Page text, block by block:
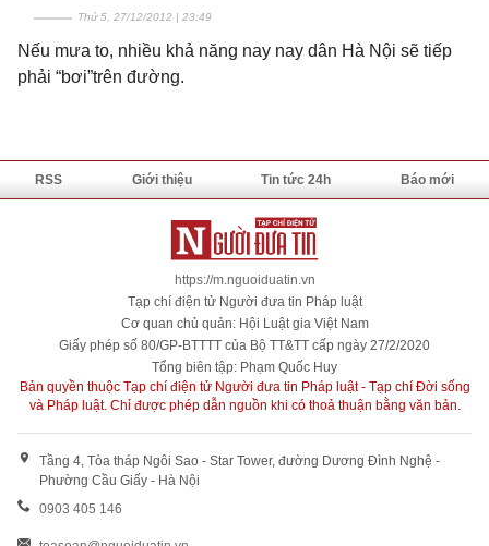
Thứ 5, 27/12/2012 | 23:49
Nếu mưa to, nhiều khả năng nay nay dân Hà Nội sẽ tiếp
phải “bơi”trên đường.
RSS Giới thiệu Tin tức 24h Báo mới
https://m.nguoiduatin.vn
Tạp chí điện tử Người đưa tin Pháp luật
Cơ quan chủ quản: Hội Luật gia Việt Nam
Giấy phép số 80/GP-BTTTT của Bộ TT&TT cấp ngày 27/2/2020
Tổng biên tập: Phạm Quốc Huy
Bản quyền thuộc Tạp chí điện tử Người đưa tin Pháp luật - Tạp chí Đời sống
và Pháp luật. Chỉ được phép dẫn nguồn khi có thoả thuận bằng văn bản.
Tầng 4, Tòa tháp Ngôi Sao - Star Tower, đường Dương Đình Nghệ -
Phường Cầu Giấy - Hà Nội
0903 405 146